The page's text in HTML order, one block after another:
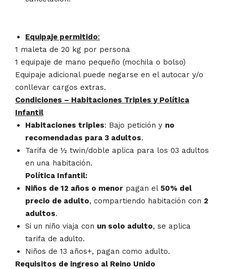
Equipaje permitido:
1 maleta de 20 kg por persona
1 equipaje de mano pequeño (mochila o bolso)
Equipaje adicional puede negarse en el autocar y/o
conllevar cargos extras.
Condiciones – Habitaciones Triples y Política
Infantil
Habitaciones triples: Bajo petición y no
recomendadas para 3 adultos.
Tarifa de ½ twin/doble aplica para los 03 adultos
en una habitación.
Política Infantil:
Niños de 12 años o menor pagan el 50% del
precio de adulto, compartiendo habitación con 2
adultos.
Si un niño viaja con un solo adulto, se aplica
tarifa de adulto.
Niños de 13 años+, pagan como adulto.
Requisitos de ingreso al Reino Unido